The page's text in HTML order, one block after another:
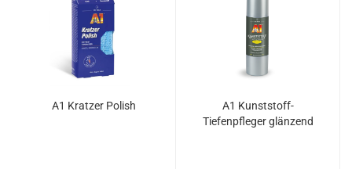
A1 Kratzer Polish
A1 Kunststoff-
Tiefenpfleger glänzend